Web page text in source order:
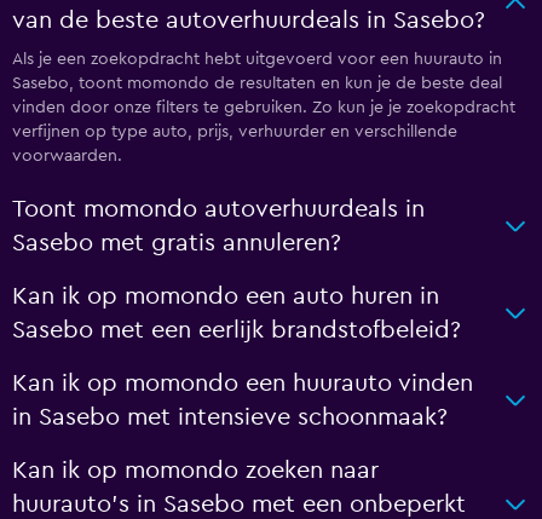
van de beste autoverhuurdeals in Sasebo?
Als je een zoekopdracht hebt uitgevoerd voor een huurauto in
Sasebo, toont momondo de resultaten en kun je de beste deal
vinden door onze filters te gebruiken. Zo kun je je zoekopdracht
verfijnen op type auto, prijs, verhuurder en verschillende
voorwaarden.
Toont momondo autoverhuurdeals in
Sasebo met gratis annuleren?
Kan ik op momondo een auto huren in
Sasebo met een eerlijk brandstofbeleid?
Kan ik op momondo een huurauto vinden
in Sasebo met intensieve schoonmaak?
Kan ik op momondo zoeken naar
huurauto's in Sasebo met een onbeperkt